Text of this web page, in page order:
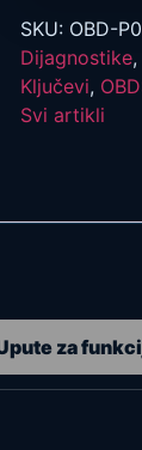
SKU: OBD-
Dijagnostike,
Ključevi,
Svi artikli
za